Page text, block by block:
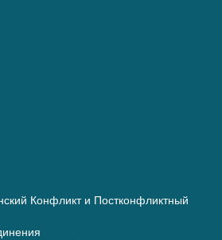
Конфликт и Постконфликтный